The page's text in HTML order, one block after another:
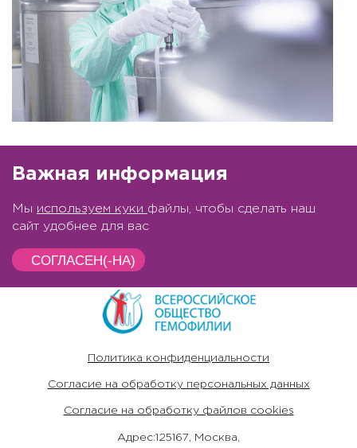
Важная информация
Мы используем куки файлы, чтобы сделать наш
сайт удобнее для вас
СОГЛАСЕН(-НА)
Адрес:125167, Москва,
Политика конфиденциальности
Согласие на обработку персональных данных
Согласие на обработку файлов cookies